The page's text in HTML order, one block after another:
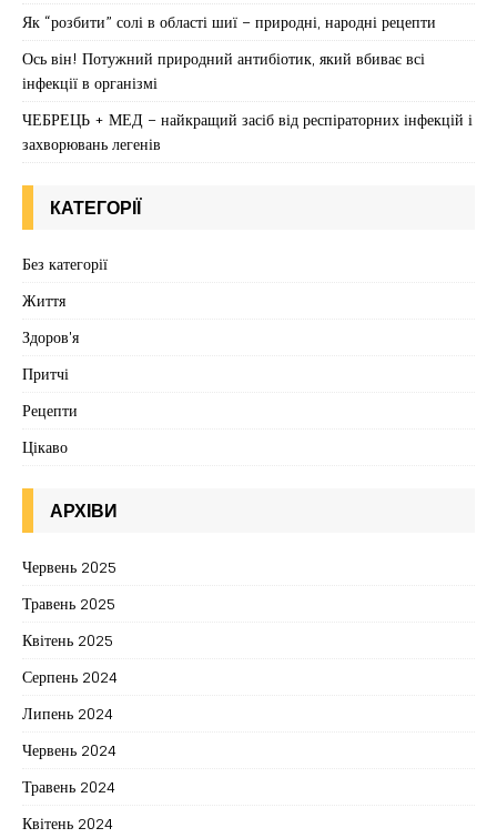
Як “розбити” солі в області шиї – природні, народні рецепти
Ось він! Потужний природний антибіотик, який вбиває всі
інфекції в організмі
ЧЕБРЕЦЬ + МЕД – найкращий засіб від респіраторних інфекцій і
захворювань легенів
КАТЕГОРІЇ
Без категорії
Життя
Здоров'я
Притчі
Рецепти
Цікаво
АРХІВИ
Червень 2025
Травень 2025
Квітень 2025
Серпень 2024
Липень 2024
Червень 2024
Травень 2024
Квітень 2024